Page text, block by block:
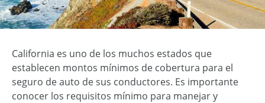
California es uno de los muchos estados que
establecen montos mínimos de cobertura para el
seguro de auto de sus conductores. Es importante
conocer los requisitos mínimo para manejar y